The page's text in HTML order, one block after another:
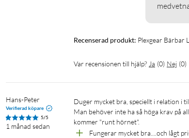
Projektor under 500
Recenserad produkt: Plexgear Bärbar
Var recensionen till hjälp? Ja (0) Nej (0)
Hans-Peter
Verifierad köpare
5/5
1 månad sedan
Duger mycket bra, speciellt i relation i till det relativt låga priset.
Man behöver inte ha så höga krav på
kommer "runt hörnet".
Fungerar mycket bra....och lågt